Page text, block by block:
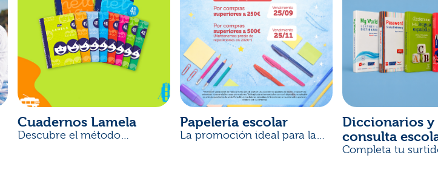
Cuadernos Lamela
Descubre el método
Papelería escolar
La promoción ideal para la
Diccionarios y
consulta
Completa tu